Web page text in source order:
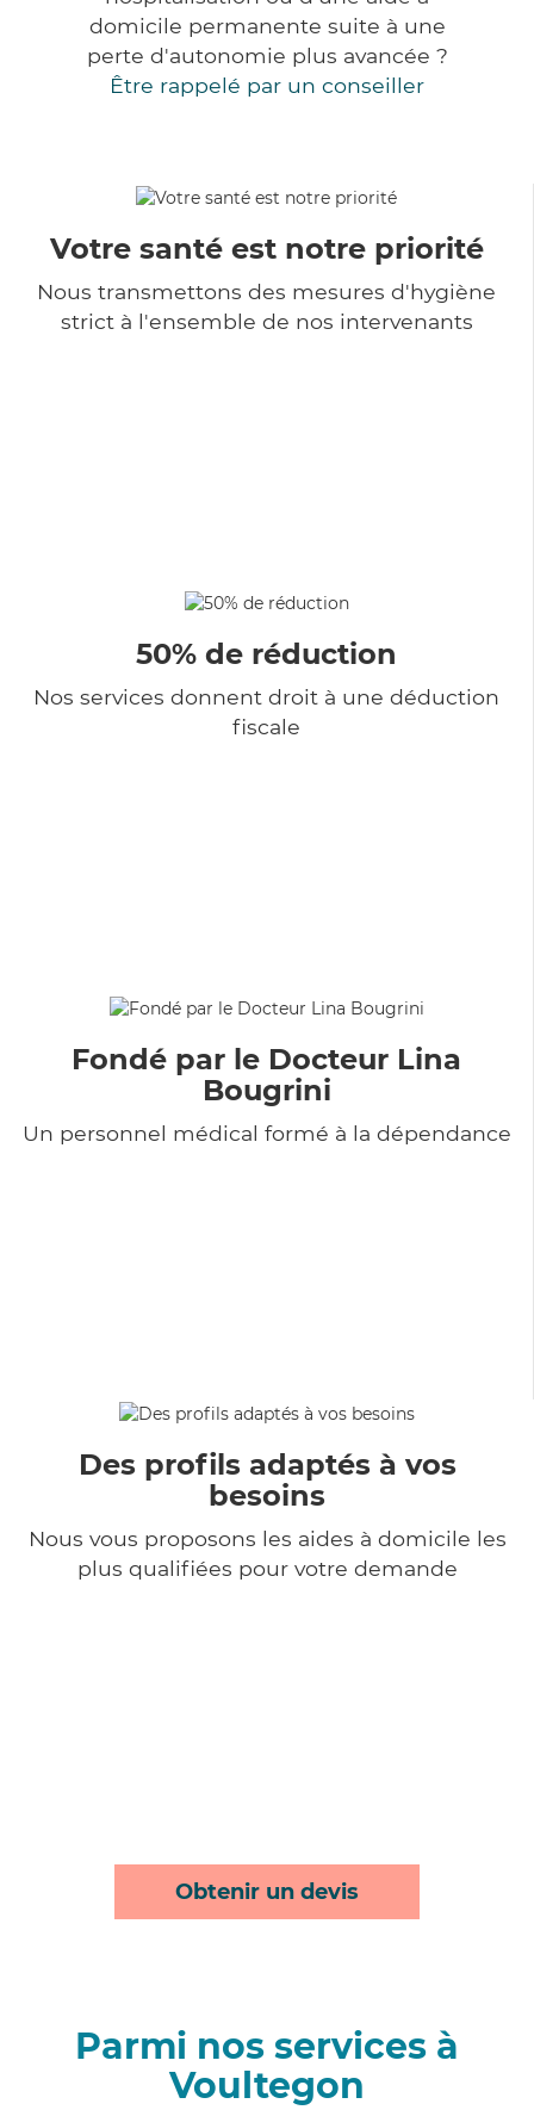
domicile permanente suite à une
perte d'autonomie plus avancée ?
Être rappelé par un conseiller
Votre santé est notre priorité
Nous transmettons des mesures d'hygiène
strict à l'ensemble de nos intervenants
50% de réduction
Nos services donnent droit à une déduction
fiscale
Fondé par le Docteur Lina
Bougrini
Un personnel médical formé à la dépendance
Des profils adaptés à vos
besoins
Nous vous proposons les aides à domicile les
plus qualifiées pour votre demande
Obtenir un devis
Parmi nos services à
Voultegon